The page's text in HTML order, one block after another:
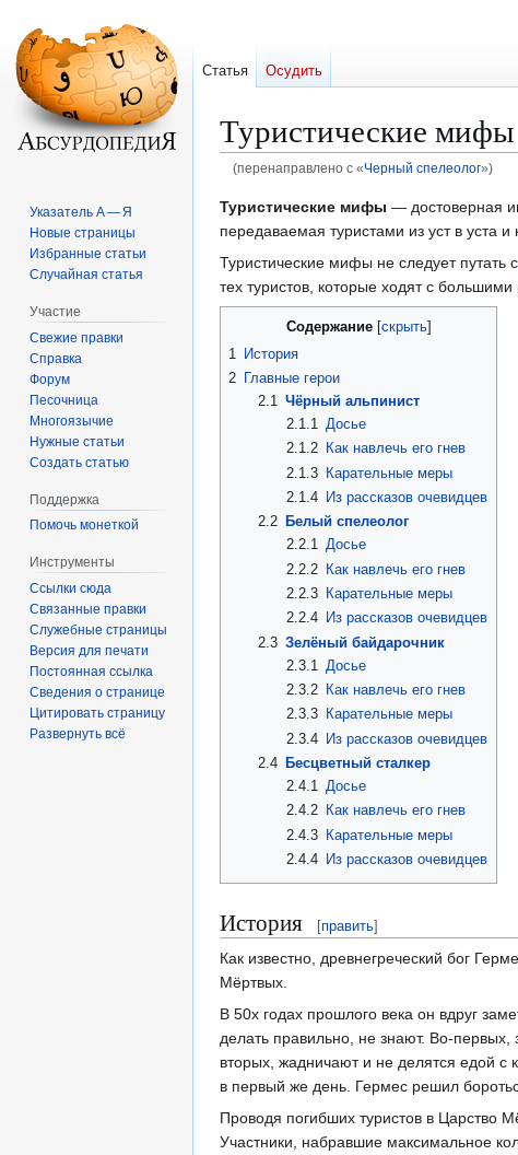
Туристические мифы
(перенаправлено с «Черный спелеолог»)
Перейти
к
навигации
Перейти
к
поиску
Туристические мифы — достоверная
передаваемая туристами из уст в
Туристические мифы не следует путать с
тех туристов, которые ходят с большими
Содержание
1
История
2 Главные герои
2.1
Чёрный альпинист
2.1.1
Досье
2.1.2 Как навлечь его гнев
2.1.3 Карательные меры
2.1.4 Из рассказов очевидцев
2.2
Белый спелеолог
2.2.1 Досье
2.2.2 Как навлечь его гнев
2.2.3 Карательные меры
2.2.4 Из рассказов очевидцев
2.3 Зелёный байдарочник
2.3.1
Досье
2.3.2 Как навлечь его гнев
2.3.3 Карательные меры
2.3.4 Из рассказов очевидцев
2.4
Бесцветный сталкер
2.4.1
Досье
2.4.2 Как навлечь его гнев
2.4.3 Карательные меры
2.4.4 Из рассказов очевидцев
История [править]
Как известно, древнегреческий бог
Мёртвых.
В 50х годах прошлого века он вдруг
делать правильно, не знают. Во-первых,
вторых, жадничают и не делятся едой с
в первый же день. Гермес решил
Проводя погибших туристов в Царство
Участники, набравшие максимальное
Статья Осудить
Указатель А — Я
Новые страницы
Избранные статьи
Случайная статья
Участие
Свежие правки
Справка
Форум
Песочница
Многоязычие
Нужные статьи
Создать статью
Поддержка
Помочь монеткой
Инструменты
Ссылки сюда
Связанные правки
Служебные страницы
Версия для печати
Постоянная ссылка
Сведения о странице
Цитировать страницу
Развернуть всё